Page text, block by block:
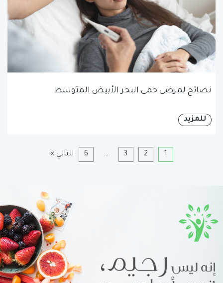
نصائح لمرضى حمى البحر الأبيض المتوسط
للمزيد
1
2
3
…
6 التالي »